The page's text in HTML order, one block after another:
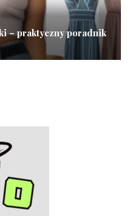
– praktyczny poradnik